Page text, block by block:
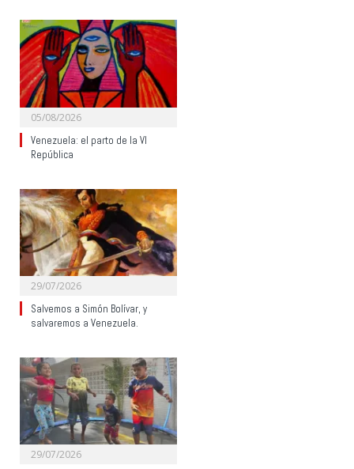
05/08/2026
Venezuela: el parto de la VI
República
29/07/2026
Salvemos a Simón Bolívar, y
salvaremos a Venezuela.
29/07/2026